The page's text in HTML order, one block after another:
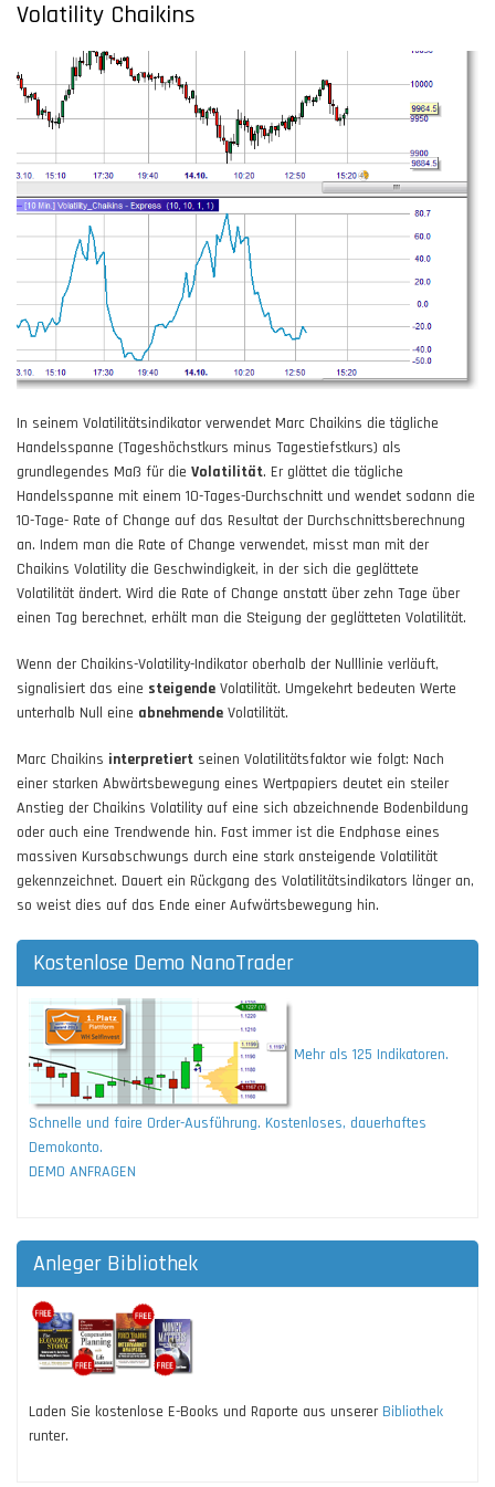
Volatility Chaikins
In seinem Volatilitätsindikator verwendet Marc Chaikins die tägliche
Handelsspanne (Tageshöchstkurs minus Tagestiefstkurs) als
grundlegendes Maß für die Volatilität. Er glättet die tägliche
Handelsspanne mit einem 10-Tages-Durchschnitt und wendet sodann die
10-Tage- Rate of Change auf das Resultat der Durchschnittsberechnung
an. Indem man die Rate of Change verwendet, misst man mit der
Chaikins Volatility die Geschwindigkeit, in der sich die geglättete
Volatilität ändert. Wird die Rate of Change anstatt über zehn Tage über
einen Tag berechnet, erhält man die Steigung der geglätteten Volatilität.
Wenn der Chaikins-Volatility-Indikator oberhalb der Nulllinie verläuft,
signalisiert das eine steigende Volatilität. Umgekehrt bedeuten Werte
unterhalb Null eine abnehmende Volatilität.
Marc Chaikins interpretiert seinen Volatilitätsfaktor wie folgt: Nach
einer starken Abwärtsbewegung eines Wertpapiers deutet ein steiler
Anstieg der Chaikins Volatility auf eine sich abzeichnende Bodenbildung
oder auch eine Trendwende hin. Fast immer ist die Endphase eines
massiven Kursabschwungs durch eine stark ansteigende Volatilität
gekennzeichnet. Dauert ein Rückgang des Volatilitätsindikators länger an,
so weist dies auf das Ende einer Aufwärtsbewegung hin.
Kostenlose Demo NanoTrader
Mehr als 125 Indikatoren.
Schnelle und faire Order-Ausführung. Kostenloses, dauerhaftes
Demokonto.
DEMO ANFRAGEN
Anleger Bibliothek
Laden Sie kostenlose E-Books und Raporte aus unserer Bibliothek
runter.